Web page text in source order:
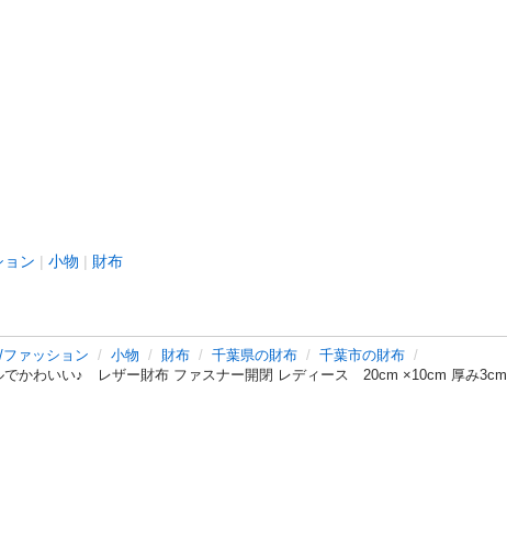
ョン 小物 財布
ファッション 小物 財布 千葉県の財布
千葉市の財布
かわいい♪ レザー財布 ファスナー開閉 レディース 20cm ×10cm 厚み3cm